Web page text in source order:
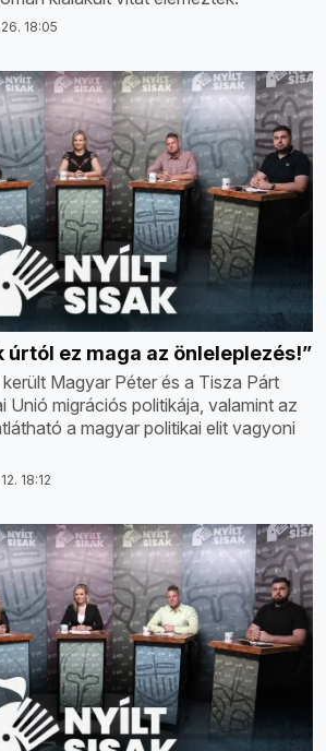
18:05
úrtól ez maga az önleleplezés!”
Magyar Péter és a Tisza Párt
Unió migrációs politikája, valamint az
a magyar politikai elit vagyoni
18:12